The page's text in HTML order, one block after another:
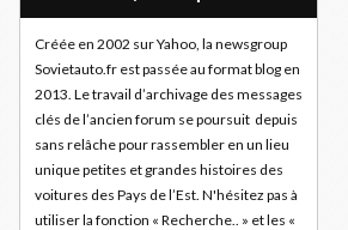
Créée en 2002 sur Yahoo, la newsgroup
Sovietauto.fr est passée au format blog en
2013. Le travail d’archivage des messages
clés de l’ancien forum se poursuit depuis
sans relâche pour rassembler en un lieu
unique petites et grandes histoires des
voitures des Pays de l’Est. N'hésitez pas à
utiliser la fonction « Recherche.. » et les «